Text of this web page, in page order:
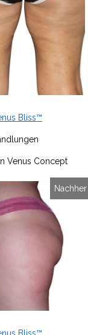
Bliss™
Venus Concept
Nachher